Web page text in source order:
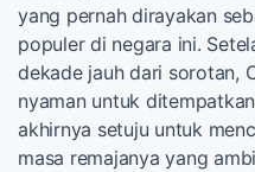
yang pernah dirayakan
populer di negara ini.
dekade jauh dari sorotan,
nyaman untuk
akhirnya setuju untuk
masa remajanya yang